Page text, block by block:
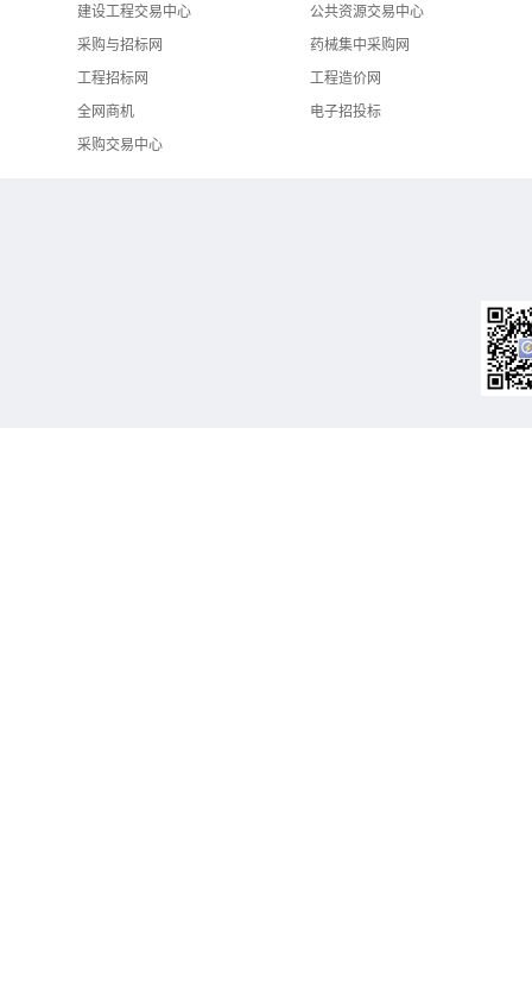
建设工程交易中心
公共资源交易中心
采购与招标网
药械集中采购网
工程招标网
工程造价网
全网商机
电子招投标
采购交易中心